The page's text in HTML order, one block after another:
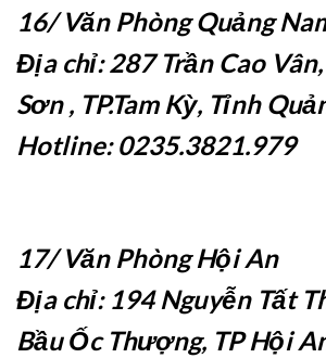
16/ Văn Phòng Quảng
Địa chỉ: 287 Trần Cao
Sơn , TP.Tam Kỳ, Tỉnh
Hotline: 0235.3821.979
17/ Văn Phòng Hội An
Địa chỉ: 194 Nguyễn Tất
Bầu Ốc Thượng, TP Hội